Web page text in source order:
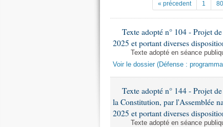
« précedent 1
Texte adopté n° 104 - Projet
2025 et portant diverses
Texte adopté en séance
Voir le dossier (Défense :
Texte adopté n° 144 - Projet
la Constitution, par l'Assemblée
2025 et portant diverses
Texte adopté en séance